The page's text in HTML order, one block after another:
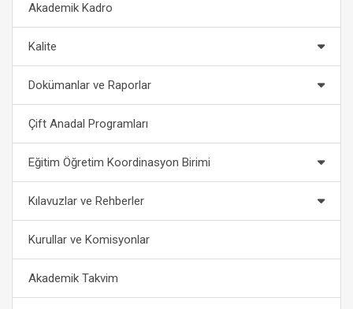
Akademik Kadro
Kalite
Dokümanlar ve Raporlar
Çift Anadal Programları
Eğitim Öğretim Koordinasyon Birimi
Kılavuzlar ve Rehberler
Kurullar ve Komisyonlar
Akademik Takvim